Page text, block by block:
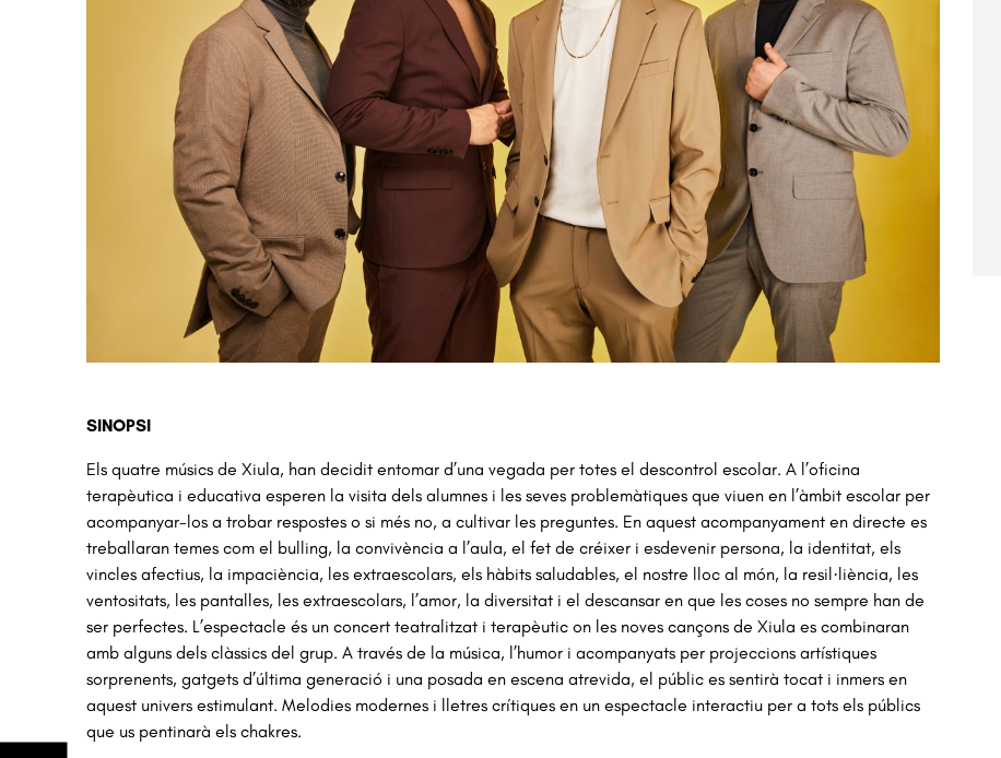
SINOPSI
Els quatre músics de Xiula, han decidit entomar d’una vegada per totes el descontrol escolar. A l’oficina
terapèutica i educativa esperen la visita dels
acompanyar-los a trobar respostes o si més no, a cultivar les preguntes. En aquest acompanyament en directe es
treballaran temes com el bulling, la convivència a l’aula, el fet de créixer i esdevenir persona, la identitat, els
vincles afectius, la impaciència, les extraescolars, els hàbits saludables, el nostre lloc al món, la resil·liència, les
ventositats, les pantalles, les extraescolars, l’amor, la diversitat i el descansar en que les coses no sempre han de
ser perfectes. L’espectacle és un concert teatralitzat i terapèutic on les noves cançons de Xiula es combinaran
amb alguns dels clàssics del grup. A través de la música, l’humor i acompanyats per projeccions artístiques
sorprenents, gatgets d’última
aquest univers estimulant. Melodies modernes i lletres crítiques en un espectacle interactiu per a tots els públics
que us pentinarà els chakres.